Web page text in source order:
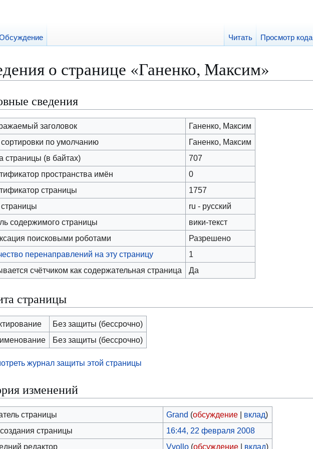
о странице «Ганенко, Максим»
сведения
заголовок
Ганенко, Максим
по умолчанию
Ганенко, Максим
страницы (в байтах)
707
пространства имён
0
страницы
1757
ru - русский
содержимого страницы
вики-текст
поисковыми роботами
Разрешено
перенаправлений на эту страницу
1
счётчиком как содержательная страница
Да
страницы
Без защиты (бессрочно)
Без защиты (бессрочно)
журнал защиты этой страницы
изменений
страницы Grand (обсуждение | вклад)
страницы
16:44, 22 февраля 2008
редактор
Vvollo (обсуждение | вклад)
Читать Просмотр кода